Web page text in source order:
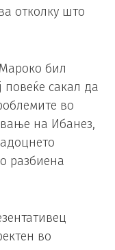
отколку што
бил
повеќе сакал да
во
на Ибанез,
разбиена
во